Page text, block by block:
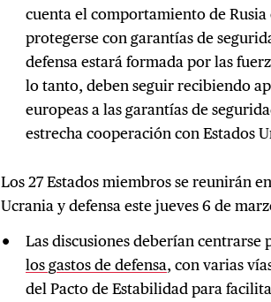
cuenta el comportamiento de Rusia
protegerse con garantías de
defensa estará formada por las
lo tanto, deben seguir recibiendo
europeas a las garantías de
estrecha cooperación con Estados
Los 27 Estados miembros se reunirán
Ucrania y defensa este jueves 6 de
Las discusiones deberían
los gastos de defensa, con varias
del Pacto de Estabilidad para